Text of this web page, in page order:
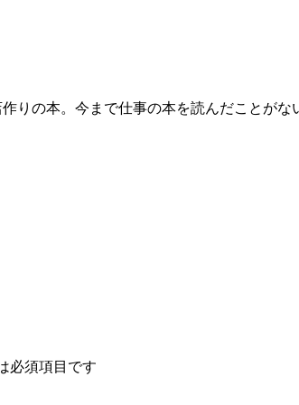
りの本。今まで仕事の本を読んだことがな
必須項目です